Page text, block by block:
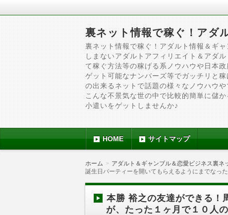
裏ネット情報で稼ぐ！アダ
裏ネット情報で稼ぐ！アダルト情報＆ギ
しまないアダルトアフィリエイト＆アダ
て稼ぐ方法等の稼げる系ノウハウや日本
ゲット可能なナンバーズ等でガッチリと
の出来るネットで話題の様々なノウハウ
こんな不景気な世の中で比較的簡単に儲
小遣いをゲットしませんか♪
HOME サイトマップ
ホーム アダルト＆ギャンブル＆恋愛ビジネス裏ネ
誕生日パーティーを開いてもらえるようにまでな
本勝 裕之の友達ができる！
が、たった１ヶ月で１０人